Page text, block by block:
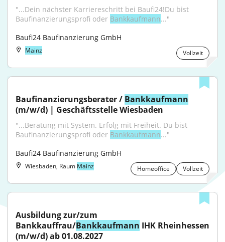
"...Dein nächster Karriereschritt bei Baufi24!Du bist
Baufinanzierungsprofi oder Bankkaufmann..."
Baufi24 Baufinanzierung GmbH
Mainz Vollzeit
Baufinanzierungsberater / Bankkaufmann
(m/w/d) | Geschäftsstelle Wiesbaden
"...Beratung mit System. Erfolg mit Freiheit. Du bist
Baufinanzierungsprofi oder Bankkaufmann..."
Baufi24 Baufinanzierung GmbH
Wiesbaden, Raum Mainz Homeoffice Vollzeit
Ausbildung zur/zum
Bankkauffrau/Bankkaufmann IHK Rheinhessen
(m/w/d) ab 01.08.2027